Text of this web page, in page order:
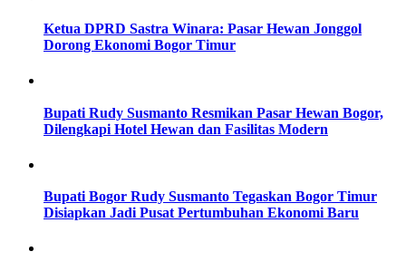
Ketua DPRD Sastra Winara: Pasar Hewan Jonggol
Dorong Ekonomi Bogor Timur
Bupati Rudy Susmanto Resmikan Pasar Hewan Bogor,
Dilengkapi Hotel Hewan dan Fasilitas Modern
Bupati Bogor Rudy Susmanto Tegaskan Bogor Timur
Disiapkan Jadi Pusat Pertumbuhan Ekonomi Baru